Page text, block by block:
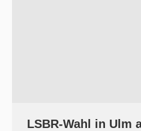
LSBR-Wahl in Ulm